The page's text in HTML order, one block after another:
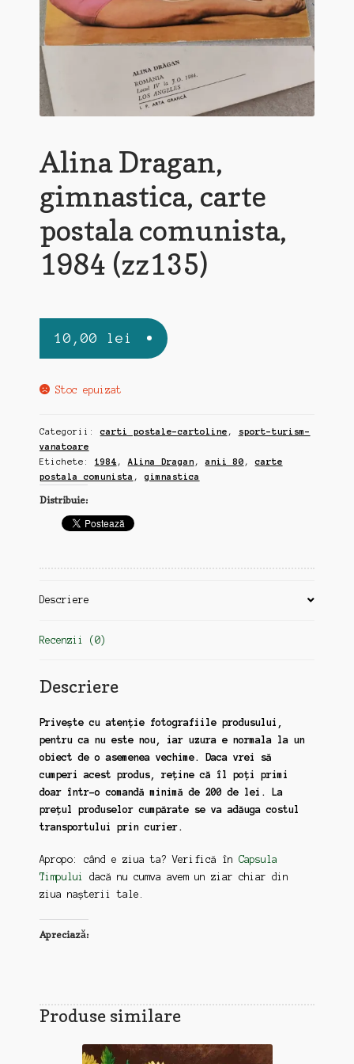
Alina Dragan,
gimnastica, carte
postala comunista,
1984 (zz135)
10,00 lei
Stoc epuizat
Categorii:carti postale-cartoline ,
sport-turism-
vanatoare
Etichete: 1984 , Alina Dragan ,anii 80 ,carte
postala comunista ,gimnastica
Distribuie:
Descriere
Recenzii (0)
Descriere
Privește cu atenție fotografiile produsului,
pentru ca nu este nou, iar uzura e normala la un
obiect de o asemenea vechime. Daca vrei să
cumperi acest produs, reține că îl poți primi
doar într-o comandă minimă de 200 de lei. La
prețul produselor cumpărate se va adăuga costul
transportului prin curier.
Apropo: când e ziua ta? Verifică în Capsula
Timpului
dacă nu cumva avem un ziar chiar din
ziua nașterii tale.
Apreciază:
Produse similare